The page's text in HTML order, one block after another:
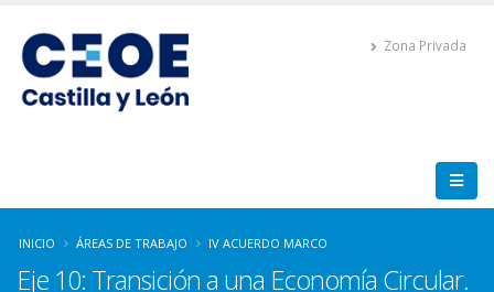
Zona Privada
INICIO ÁREAS DE TRABAJO IV ACUERDO MARCO
Eje 10: Transición a una Economía Circular.